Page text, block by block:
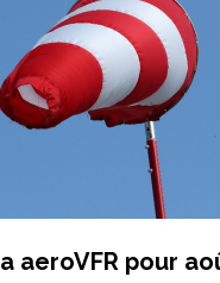
aeroVFR pour